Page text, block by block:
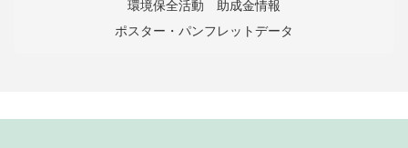
環境保全活動 助成金情報
ポスター・パンフレットデータ